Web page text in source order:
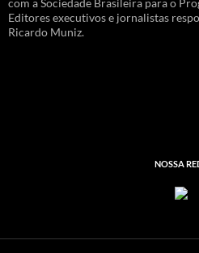
Editores executivos e jornalistas
Ricardo Muniz.
NOSSA